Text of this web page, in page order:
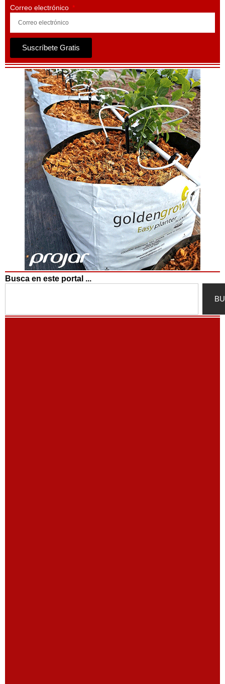
Correo electrónico
Suscríbete Gratis
Busca en este portal ...